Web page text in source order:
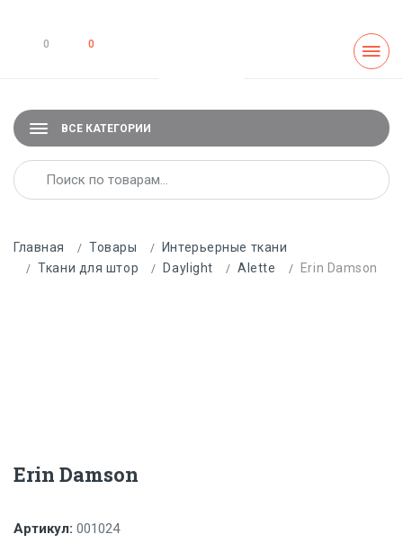
0 0
ВСЕ КАТЕГОРИИ
Главная Товары
Интерьерные ткани
Ткани для штор
Daylight Alette Erin Damson
Erin Damson
Артикул: 001024